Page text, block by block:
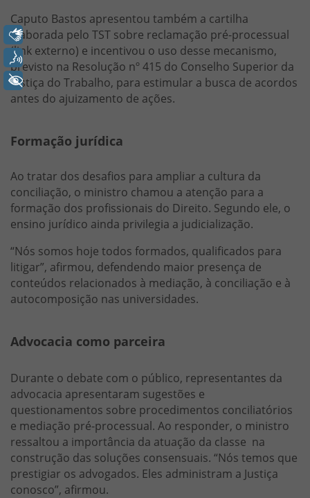
Caputo Bastos apresentou também a cartilha
elaborada pelo TST sobre reclamação pré-processual
(link externo) e incentivou o uso desse mecanismo,
previsto na Resolução nº 415 do Conselho Superior da
Justiça do Trabalho, para estimular a busca de acordos
antes do ajuizamento de ações.
Formação jurídica
Ao tratar dos desafios para ampliar a cultura da
conciliação, o ministro chamou a atenção para a
formação dos profissionais do Direito. Segundo ele, o
ensino jurídico ainda privilegia a judicialização.
“Nós somos hoje todos formados, qualificados para
litigar”, afirmou, defendendo maior presença de
conteúdos relacionados à mediação, à conciliação e à
autocomposição nas universidades.
Advocacia como parceira
Durante o debate com o público, representantes da
advocacia apresentaram sugestões e
questionamentos sobre procedimentos conciliatórios
e mediação pré-processual. Ao responder, o ministro
ressaltou a importância da atuação da classe na
construção das soluções consensuais. “Nós temos que
prestigiar os advogados. Eles administram a Justiça
conosco”, afirmou.
Libras
Voz
+ Acessibilidade